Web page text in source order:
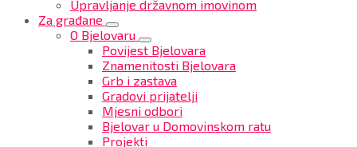
Upravljanje državnom imovinom
Za građane
O Bjelovaru
Povijest Bjelovara
Znamenitosti Bjelovara
Grb i zastava
Gradovi prijatelji
Mjesni odbori
Bjelovar u Domovinskom ratu
Projekti